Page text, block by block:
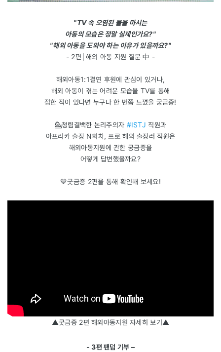
"TV 속 오염된 물을 마시는
아동의 모습은 정말 실제인가요?"
"해외 아동을 도와야 하는 이유가 있을까요?"
- 2편│해외 아동 지원 질문 中 -
해외아동1:1결연 후원에 관심이 있거나,
해외 아동이 겪는 어려운 모습을 TV를 통해
접한 적이 있다면 누구나 한 번쯤 느꼈을 궁금증!
💁청렴결백한 논리주의자 #ISTJ 직원과
아프리카 출장 N회차, 프로 해외 출장러 직원은
해외아동지원에 관한 궁금증을
어떻게 답변했을까요?
💙굿금증 2편을 통해 확인해 보세요!
▲굿금증 2편 해외아동지원 자세히 보기▲
- 3편 팬덤 기부 –